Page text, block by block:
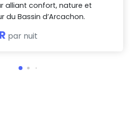
alliant confort, nature et
Bassin d’Arcachon.
par nuit